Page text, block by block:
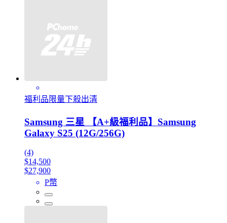
福利品限量下殺出清
Samsung 三星 【A+級福利品】Samsung
Galaxy S25 (12G/256G)
(4)
$14,500
$27,900
P幣